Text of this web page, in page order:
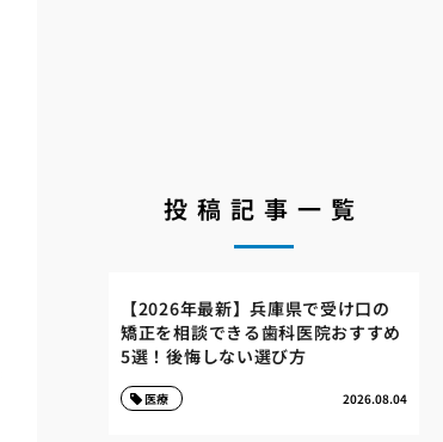
投稿記事一覧
【2026年最新】兵庫県で受け口の
矯正を相談できる歯科医院おすすめ
5選！後悔しない選び方
2026.08.04
医療